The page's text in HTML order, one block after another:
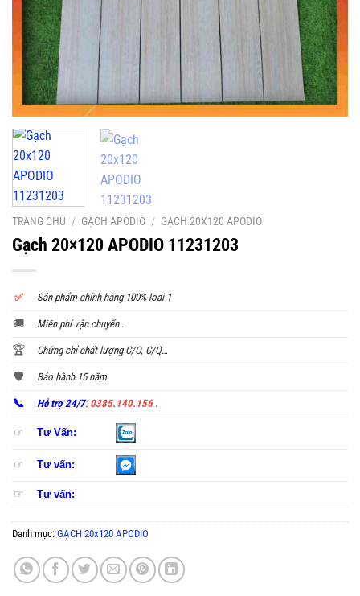
TRANG CHỦ / GẠCH APODIO / GẠCH 20X120 APODIO
Gạch 20×120 APODIO 11231203
✅ Sản phẩm chính hãng 100% loại 1
🚚 Miễn phí vận chuyển .
🏆 Chứng chỉ chất lượng C/O, C/Q…
🛡️ Bảo hành 15 năm
📞 Hỗ trợ 24/7: 0385.140.156 .
☞ Tư Vấn:
☞ Tư vấn:
☞ Tư vấn:
Danh mục: GẠCH 20x120 APODIO